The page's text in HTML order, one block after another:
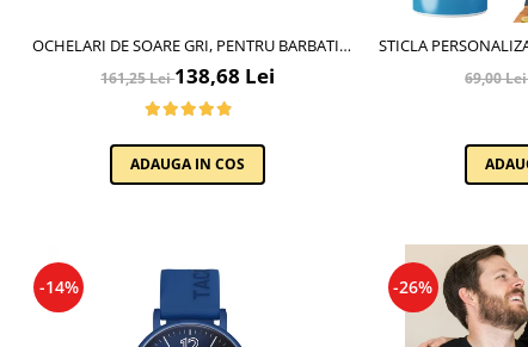
OCHELARI DE SOARE GRI, PENTRU BARBATI,
DANIEL KLEIN SUNGLASSES, DK3250-2
161,25 Lei138,68 Lei
ADAUGA IN COS
STICLA PERSONALIZATA DE
69,00
-14% -26%